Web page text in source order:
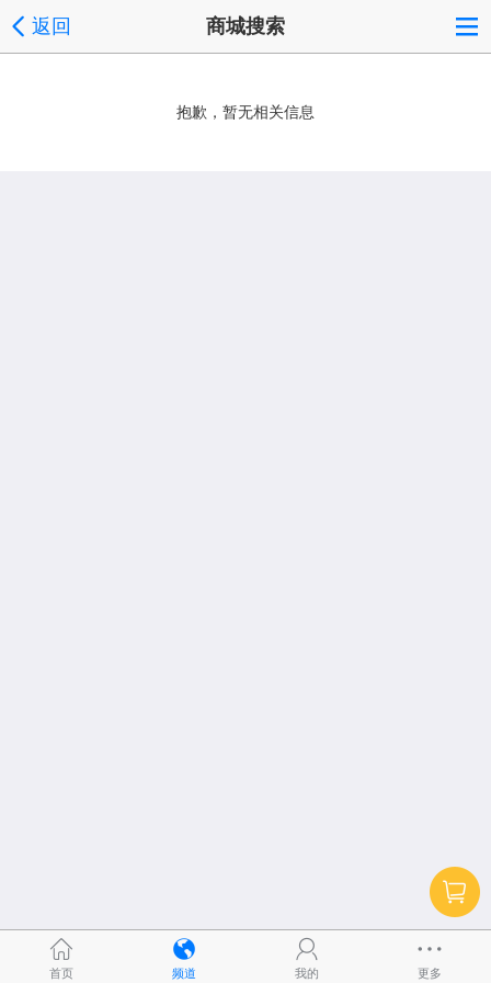
返回 商城搜索
抱歉，暂无相关信息
首页 频道 我的 更多